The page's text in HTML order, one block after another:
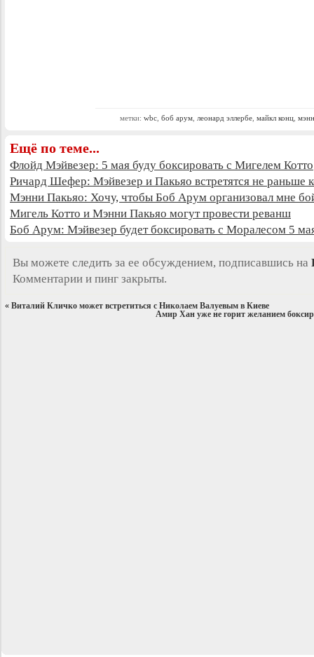
метки: wbc боб арум леонард эллербе майкл конц
Ещё по теме...
Флойд Мэйвезер: 5 мая буду боксировать с Мигелем Котто
Ричард Шефер: Мэйвезер и Пакьяо встретятся не раньше
Мэнни Пакьяо: Хочу, чтобы Боб Арум организовал мне
Мигель Котто и Мэнни Пакьяо могут провести реванш
Боб Арум: Мэйвезер будет боксировать с Моралесом 5
Вы можете следить за ее обсуждением, подписавшись на
Комментарии и пинг закрыты.
« Виталий Кличко может встретиться с Николаем Валуевым в Киеве
Амир Хан уже не горит желанием